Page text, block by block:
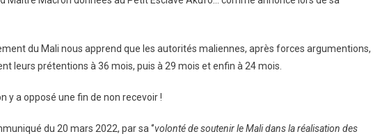
du Mali nous apprend que les autorités maliennes, après forces argumentions,
leurs prétentions à 36 mois, puis à 29 mois et enfin à 24 mois.
y a opposé une fin de non recevoir !
du 20 mars 2022, par sa ‘’volonté de soutenir le Mali dans la réalisation des